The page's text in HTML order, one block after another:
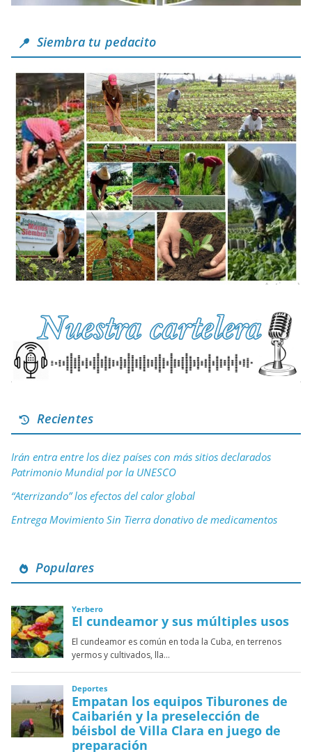
Siembra tu pedacito
Recientes
Irán entra entre los diez países con más sitios declarados
Patrimonio Mundial por la UNESCO
“Aterrizando” los efectos del calor global
Entrega Movimiento Sin Tierra donativo de medicamentos
Populares